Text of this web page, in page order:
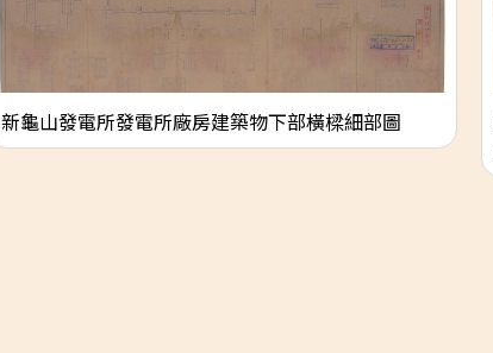
新龜山發電所發電所廠房建築物下部橫樑細部圖